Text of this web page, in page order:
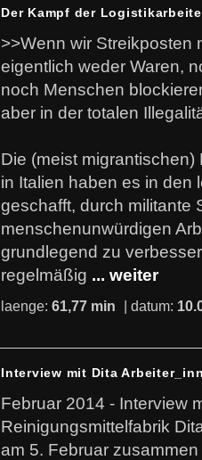
Der Kampf der
>>Wenn wir Streikposten
eigentlich weder Waren,
noch Menschen
aber in der totalen
Die (meist
in Italien haben es in den
geschafft, durch militante
menschenunwürdigen
grundlegend zu
regelmäßig ... weiter
laenge: 61,77 min | datum:
Interview mit Dita
Februar 2014 - Interview
Reinigungsmittelfabrik
am 5. Februar